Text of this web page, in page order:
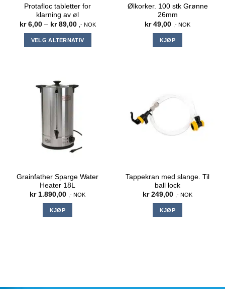
Protafloc tabletter for
klarning av øl
kr6,00 – kr89,00Prisområde:
kr 6,00
til
kr 89,00
,- NOK
VELG ALTERNATIV
flere
varianter.
på
produktsiden
Ølkorker. 100 stk Grønne
26mm
kr49,00 ,- NOK
KJØP
Grainfather Sparge Water
Heater 18L
kr1.890,00 ,- NOK
KJØP
Tappekran med slange. Til
ball lock
kr249,00 ,- NOK
KJØP